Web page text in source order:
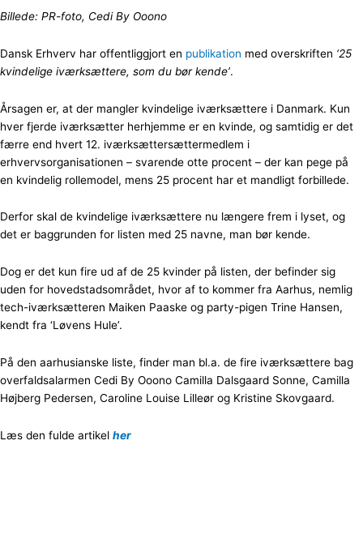
Billede: PR-foto, Cedi By Ooono
Dansk Erhverv har offentliggjort en publikation med overskriften ‘25
kvindelige iværksættere, som du bør kende’.
Årsagen er, at der mangler kvindelige iværksættere i Danmark. Kun
hver fjerde iværksætter herhjemme er en kvinde, og samtidig er det
færre end hvert 12. iværksættersættermedlem i
erhvervsorganisationen – svarende otte procent – der kan pege på
en kvindelig rollemodel, mens 25 procent har et mandligt forbillede.
Derfor skal de kvindelige iværksættere nu længere frem i lyset, og
det er baggrunden for listen med 25 navne, man bør kende.
Dog er det kun fire ud af de 25 kvinder på listen, der befinder sig
uden for hovedstadsområdet, hvor af to kommer fra Aarhus, nemlig
tech-iværksætteren Maiken Paaske og party-pigen Trine Hansen,
kendt fra ‘Løvens Hule’.
På den aarhusianske liste, finder man bl.a. de fire iværksættere bag
overfaldsalarmen Cedi By Ooono Camilla Dalsgaard Sonne, Camilla
Højberg Pedersen, Caroline Louise Lilleør og Kristine Skovgaard.
Læs den fulde artikel her